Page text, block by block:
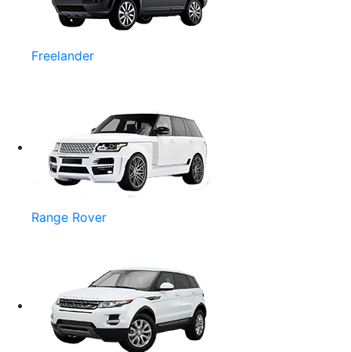
Freelander
Range Rover